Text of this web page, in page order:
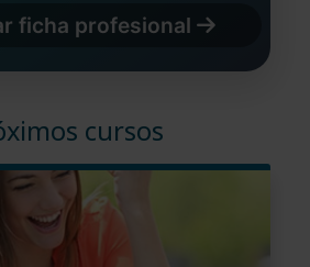
ficha profesional
cursos